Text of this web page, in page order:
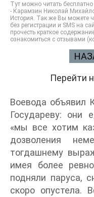
Тут можно читать
- Карамзин Николай
История. Так же Вы можете
без регистрации и SMS на
прочесть краткое
ознакомиться с отзывами
Перейти
Воевода объявил
Государеву: они
«мы все хотим
дозволения
тогдашнему
имея более
подняли паруса,
скоро опустела.